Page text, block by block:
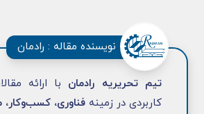
تیم تحریریه رادمان با ارائه
کاربردی در زمینه فناوری،
نویسنده مقاله : رادمان